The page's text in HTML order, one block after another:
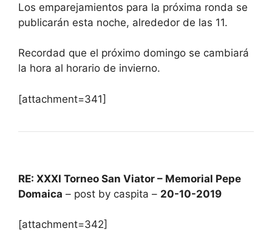
Los emparejamientos para la próxima ronda se
publicarán esta noche, alrededor de las 11.
Recordad que el próximo domingo se cambiará
la hora al horario de invierno.
[attachment=341]
RE: XXXI Torneo San Viator – Memorial Pepe
Domaica – post by caspita – 20-10-2019
[attachment=342]